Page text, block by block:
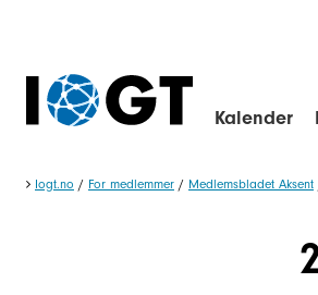
Kalender
Iogt.no / For medlemmer / Medlemsbladet Aksent